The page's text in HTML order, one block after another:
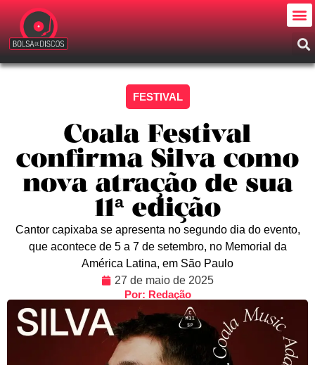
FESTIVAL
Coala Festival
confirma Silva como
nova atração de sua
11ª edição
Cantor capixaba se apresenta no segundo dia do evento,
que acontece de 5 a 7 de setembro, no Memorial da
América Latina, em São Paulo
27 de maio de 2025
Por: Redação